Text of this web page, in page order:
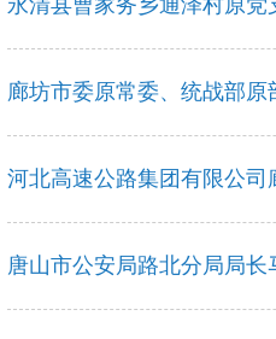
永清县曹家务乡通泽村原
廊坊市委原常委、统战部
河北高速公路集团有限公
唐山市公安局路北分局局